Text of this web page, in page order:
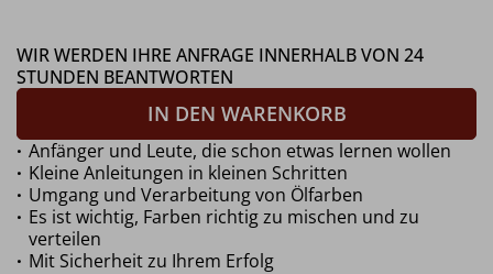
WIR WERDEN IHRE ANFRAGE INNERHALB VON 24
STUNDEN BEANTWORTEN
IN DEN WARENKORB
Anfänger und Leute, die schon etwas lernen wollen
Kleine Anleitungen in kleinen Schritten
Umgang und Verarbeitung von Ölfarben
Es ist wichtig, Farben richtig zu mischen und zu
verteilen
Mit Sicherheit zu Ihrem Erfolg